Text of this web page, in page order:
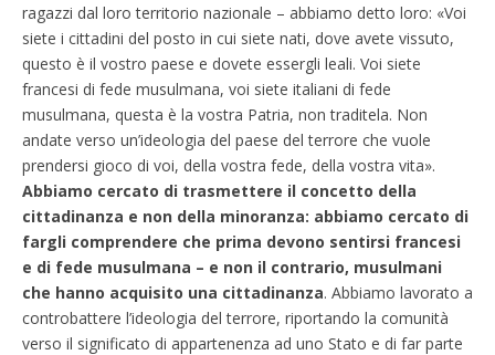
ragazzi dal loro territorio nazionale – abbiamo detto loro: «Voi
siete i cittadini del posto in cui siete nati, dove avete vissuto,
questo è il vostro paese e dovete essergli leali. Voi siete
francesi di fede musulmana, voi siete italiani di fede
musulmana, questa è la vostra Patria, non traditela. Non
andate verso un’ideologia del paese del terrore che vuole
prendersi gioco di voi, della vostra fede, della vostra vita».
Abbiamo cercato di trasmettere il concetto della
cittadinanza e non della minoranza: abbiamo cercato di
fargli comprendere che prima devono sentirsi francesi
e di fede musulmana – e non il contrario, musulmani
che hanno acquisito una cittadinanza. Abbiamo lavorato a
controbattere l’ideologia del terrore, riportando la comunità
verso il significato di appartenenza ad uno Stato e di far parte